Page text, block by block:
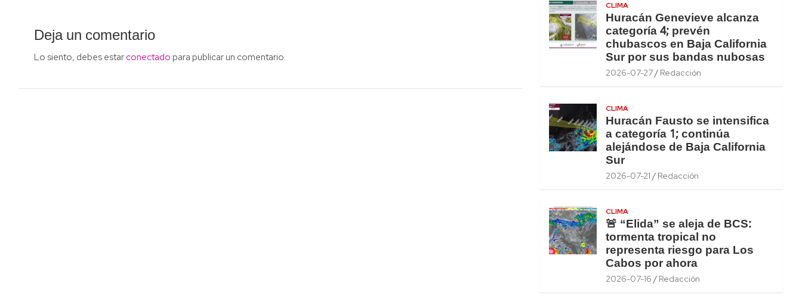
Deja un comentario
Lo siento, debes estar conectado para publicar un comentario.
CLIMA
Huracán Genevieve alcanza
categoría 4; prevén
chubascos en Baja California
Sur por sus bandas nubosas
2026-07-27 Redacción
CLIMA
Huracán Fausto se intensifica
a categoría 1; continúa
alejándose de Baja California
Sur
2026-07-21 Redacción
CLIMA
🚨 “Elida” se aleja de BCS:
tormenta tropical no
representa riesgo para Los
Cabos por ahora
2026-07-16 Redacción